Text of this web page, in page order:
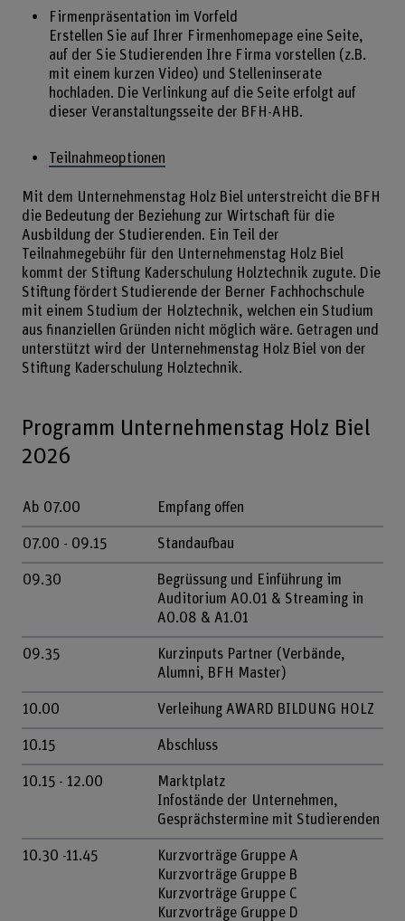
Firmenpräsentation im Vorfeld
Erstellen Sie auf Ihrer Firmenhomepage eine Seite,
auf der Sie Studierenden Ihre Firma vorstellen (z.B.
mit einem kurzen Video) und Stelleninserate
hochladen. Die Verlinkung auf die Seite erfolgt auf
dieser Veranstaltungsseite der BFH-AHB.
Teilnahmeoptionen
Mit dem Unternehmenstag Holz Biel unterstreicht die BFH
die Bedeutung der Beziehung zur Wirtschaft für die
Ausbildung der Studierenden. Ein Teil der
Teilnahmegebühr für den Unternehmenstag Holz Biel
kommt der Stiftung Kaderschulung Holztechnik zugute. Die
Stiftung fördert Studierende der Berner Fachhochschule
mit einem Studium der Holztechnik, welchen ein Studium
aus finanziellen Gründen nicht möglich wäre. Getragen und
unterstützt wird der Unternehmenstag Holz Biel von der
Stiftung Kaderschulung Holztechnik.
Programm Unternehmenstag Holz Biel
2026
Ab 07.00 Empfang offen
07.00 - 09.15 Standaufbau
09.30
Begrüssung und Einführung im
Auditorium A0.01 & Streaming in
A0.08 & A1.01
09.35
Kurzinputs Partner (Verbände,
Alumni, BFH Master)
10.00 Verleihung AWARD BILDUNG HOLZ
10.15 Abschluss
10.15 - 12.00
Marktplatz
Infostände der Unternehmen,
Gesprächstermine mit Studierenden
10.30 -11.45
Kurzvorträge Gruppe A
Kurzvorträge Gruppe B
Kurzvorträge Gruppe C
Kurzvorträge Gruppe D